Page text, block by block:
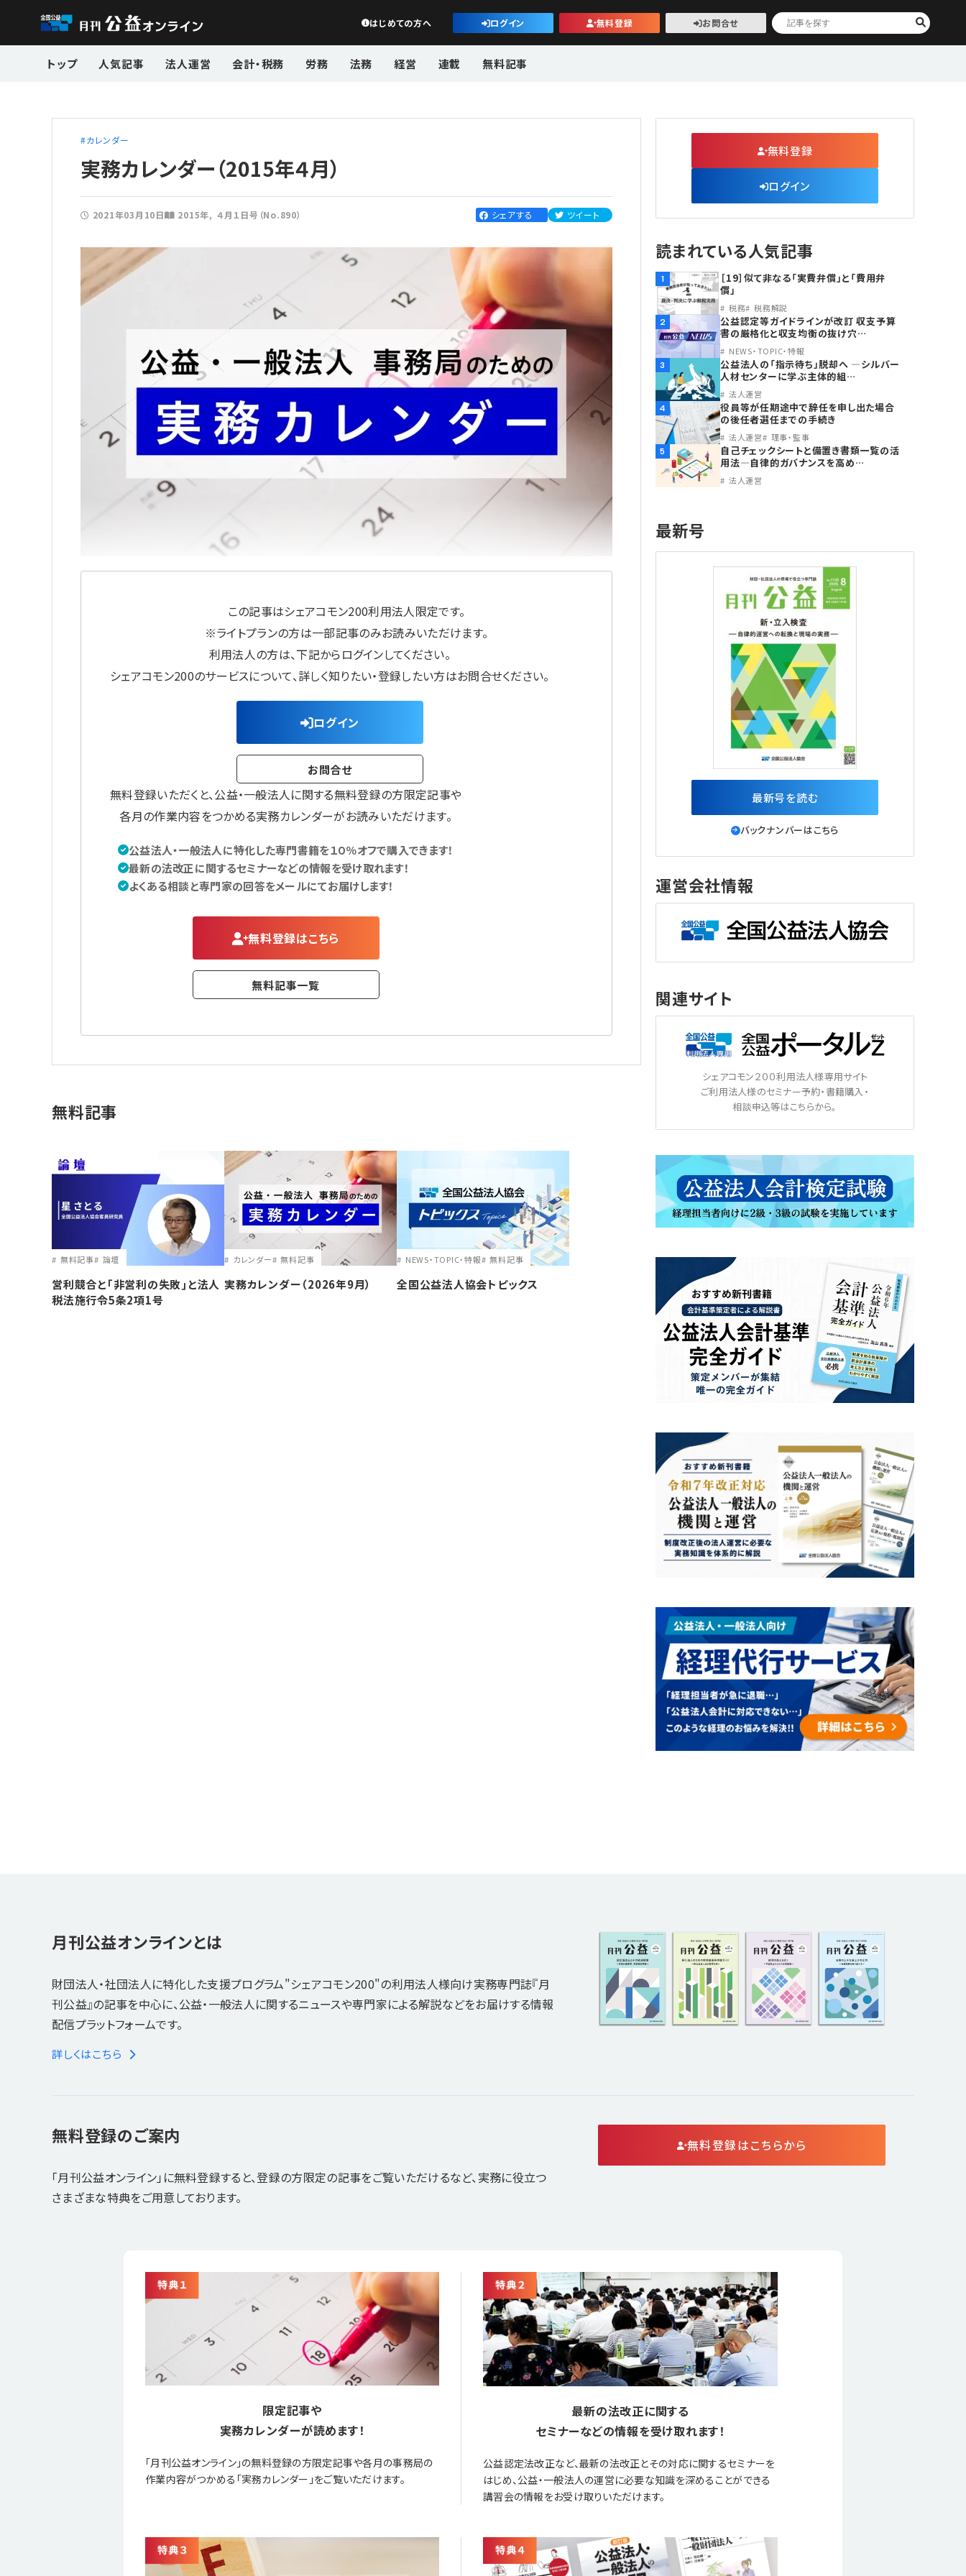
公益・一般法人オンライン
はじめての方へ ログイン 無料登録 お問合せ
トップ 人気記事 法人運営 会計・税務 労務 法務 経営 連載 無料記事
カレンダー
実務カレンダー（2015年４月）
2021年03月10日 2015年 ４月１日号（No.890） シェアする ツイート
この記事はシェアコモン200利用法人限定です。
※ライトプランの方は一部記事のみお読みいただけます。
利用法人の方は、下記からログインしてください。
シェアコモン200のサービスについて、詳しく知りたい・登録したい方はお問合せください。
ログイン
お問合せ
無料登録いただくと、公益・一般法人に関する無料登録の方限定記事や
各月の作業内容をつかめる実務カレンダーがお読みいただけます。
公益法人・一般法人に特化した専門書籍を１０％オフで購入できます！
最新の法改正に関するセミナーなどの情報を受け取れます！
よくある相談と専門家の回答をメールにてお届けします！
無料登録はこちら
無料記事一覧
無料記事
無料記事 論壇
営利競合と｢非営利の失敗｣と法人
税法施行令5条2項1号
カレンダー 無料記事
実務カレンダー（2026年9月）
NEWS・TOPIC・特報 無料記事
全国公益法人協会トピックス
無料登録
ログイン
読まれている人気記事
1
［19］似て非なる「実費弁償」と「費用弁
償」
税務 税務解説
2
公益認定等ガイドラインが改訂 収支予算
書の厳格化と収支均衡の抜け穴…
NEWS・TOPIC・特報
3
公益法人の「指示待ち」脱却へ ―シルバー
人材センターに学ぶ主体的組…
法人運営
4
役員等が任期途中で辞任を申し出た場合
の後任者選任までの手続き
法人運営 理事・監事
5
自己チェックシートと備置き書類一覧の活
用法―自律的ガバナンスを高め…
法人運営
最新号
最新号を読む
バックナンバーはこちら
運営会社情報
関連サイト
シェアコモン２００利用法人様専用サイト
ご利用法人様のセミナー予約・書籍購入・
相談申込等はこちらから。
月刊公益オンラインとは
財団法人・社団法人に特化した支援プログラム"シェアコモン200"の利用法人様向け実務専門誌『月
刊公益』の記事を中心に、公益・一般法人に関するニュースや専門家による解説などをお届けする情報
配信プラットフォームです。
詳しくはこちら
無料登録のご案内
「月刊公益オンライン」に無料登録すると、登録の方限定の記事をご覧いただけるなど、実務に役立つ
さまざまな特典をご用意しております。
無料登録はこちらから
限定記事や
実務カレンダーが読めます！
「月刊公益オンライン」の無料登録の方限定記事や各月の事務局の
作業内容がつかめる「実務カレンダー」をご覧いただけます。
最新の法改正に関する
セミナーなどの情報を受け取れます！
公益認定法改正など、最新の法改正とその対応に関するセミナーを
はじめ、公益・一般法人の運営に必要な知識を深めることができる
講習会の情報をお受け取りいただけます。